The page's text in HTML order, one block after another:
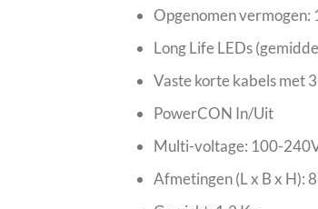
Opgenomen vermogen:
Long Life LEDs
Vaste korte kabels met
PowerCON In/Uit
Multi-voltage: 100-
Afmetingen (L x B x H):